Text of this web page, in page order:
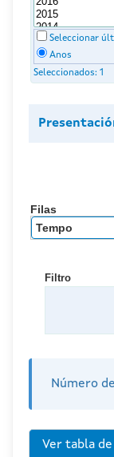
Seleccionar
Anos
Seleccionados: 1
Filas
Tempo
Filtro
Número